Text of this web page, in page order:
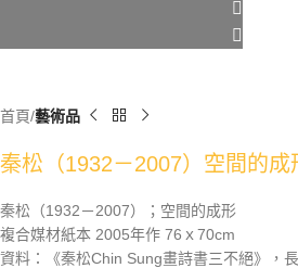
首頁 藝術品
秦松（1932－2007）空間的成
秦松（1932－2007）；空間的成形
複合媒材紙本 2005年作 76ｘ70cm
資料：《秦松Chin Sung畫詩書三不絕》，